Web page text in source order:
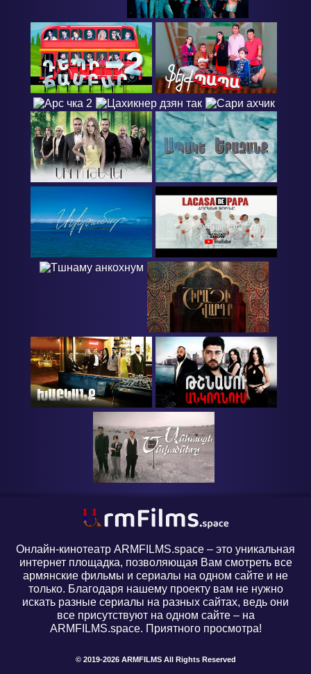
Онлайн-кинотеатр ARMFILMS.space – это уникальная
интернет площадка, позволяющая Вам смотреть все
армянские фильмы и сериалы на одном сайте и не
только. Благодаря нашему проекту вам не нужно
искать разные сериалы на разных сайтах, ведь они
все присутствуют на одном сайте – на
ARMFILMS.space. Приятного просмотра!
© 2019-2026 ARMFILMS All Rights Reserved